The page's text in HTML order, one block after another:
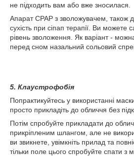
не підходить вам або вже зносилася.
Апарат CPAP з зволожувачем, також
сухість при сіпап терапії. Ви можете
рівень зволоження. Як варіант -
перед сном назальний сольовий
5. Клаустрофобія
Попрактикуйтесь у використанні
просто прикладіть до обличчя без
Потім спробуйте прикладати до
прикріпленим шлангом, але не
ви звикнете, увімкніть прилад та
тільки поле цього спробуйте спати з